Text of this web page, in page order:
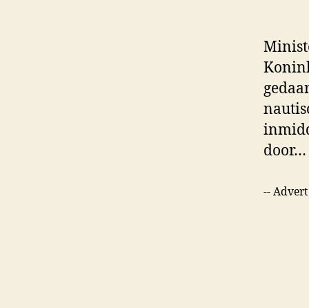
door…
--